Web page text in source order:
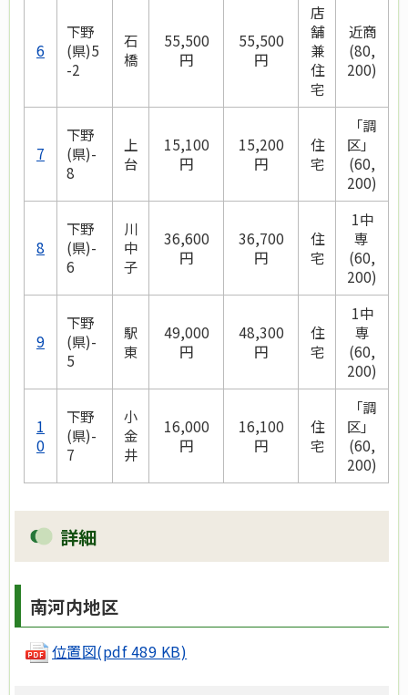
6
下野
(県)5
-2
石
橋
55,500
円
55,500
円
店
舗
兼
住
宅
近商
(80,
200)
7
下野
(県)-
8
上
台
15,100
円
15,200
円
住
宅
「調
区」
(60,
200)
8
下野
(県)-
6
川
中
子
36,600
円
36,700
円
住
宅
1中
専
(60,
200)
9
下野
(県)-
5
駅
東
49,000
円
48,300
円
住
宅
1中
専
(60,
200)
1
0
下野
(県)-
7
小
金
井
16,000
円
16,100
円
住
宅
「調
区」
(60,
200)
詳細
南河内地区
位置図(pdf 489 KB)